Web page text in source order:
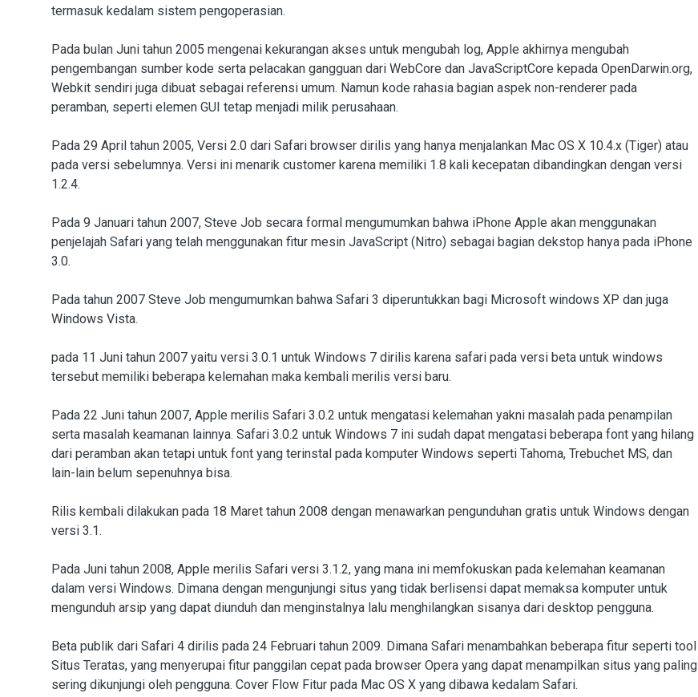
termasuk kedalam sistem pengoperasian.
Pada bulan Juni tahun 2005 mengenai kekurangan akses untuk mengubah log, Apple akhirnya mengubah
pengembangan sumber kode serta pelacakan gangguan dari WebCore dan JavaScriptCore kepada OpenDarwin.org,
Webkit sendiri juga dibuat sebagai referensi umum. Namun kode rahasia bagian aspek non-renderer pada
peramban, seperti elemen GUI tetap menjadi milik perusahaan.
Pada 29 April tahun 2005, Versi 2.0 dari Safari browser dirilis yang hanya menjalankan Mac OS X 10.4.x (Tiger) atau
pada versi sebelumnya. Versi ini menarik customer karena memiliki 1.8 kali kecepatan dibandingkan dengan versi
1.2.4.
Pada 9 Januari tahun 2007, Steve Job secara formal mengumumkan bahwa iPhone Apple akan menggunakan
penjelajah Safari yang telah menggunakan fitur mesin JavaScript (Nitro) sebagai bagian dekstop hanya pada iPhone
3.0.
Pada tahun 2007 Steve Job mengumumkan bahwa Safari 3 diperuntukkan bagi Microsoft windows XP dan juga
Windows Vista.
pada 11 Juni tahun 2007 yaitu versi 3.0.1 untuk Windows 7 dirilis karena safari pada versi beta untuk windows
tersebut memiliki beberapa kelemahan maka kembali merilis versi baru.
Pada 22 Juni tahun 2007, Apple merilis Safari 3.0.2 untuk mengatasi kelemahan yakni masalah pada penampilan
serta masalah keamanan lainnya. Safari 3.0.2 untuk Windows 7 ini sudah dapat mengatasi beberapa font yang hilang
dari peramban akan tetapi untuk font yang terinstal pada komputer Windows seperti Tahoma, Trebuchet MS, dan
lain-lain belum sepenuhnya bisa.
Rilis kembali dilakukan pada 18 Maret tahun 2008 dengan menawarkan pengunduhan gratis untuk Windows dengan
versi 3.1.
Pada Juni tahun 2008, Apple merilis Safari versi 3.1.2, yang mana ini memfokuskan pada kelemahan keamanan
dalam versi Windows. Dimana dengan mengunjungi situs yang tidak berlisensi dapat memaksa komputer untuk
mengunduh arsip yang dapat diunduh dan menginstalnya lalu menghilangkan sisanya dari desktop pengguna.
Beta publik dari Safari 4 dirilis pada 24 Februari tahun 2009. Dimana Safari menambahkan beberapa fitur seperti tool
Situs Teratas, yang menyerupai fitur panggilan cepat pada browser Opera yang dapat menampilkan situs yang paling
sering dikunjungi oleh pengguna. Cover Flow Fitur pada Mac OS X yang dibawa kedalam Safari.